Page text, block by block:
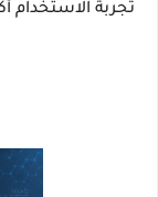
تجربة الاستخدام